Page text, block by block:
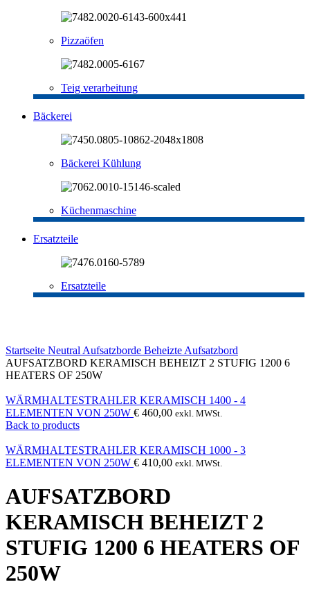
Pizzaöfen
Teig verarbeitung
Bäckerei
Bäckerei Kühlung
Küchenmaschine
Ersatzteile
Ersatzteile
Startseite Neutral Aufsatzborde Beheizte Aufsatzbord
AUFSATZBORD KERAMISCH BEHEIZT 2 STUFIG 1200 6
HEATERS OF 250W
WÄRMHALTESTRAHLER KERAMISCH 1400 - 4
ELEMENTEN VON 250W € 460,00 exkl. MWSt.
Back to products
WÄRMHALTESTRAHLER KERAMISCH 1000 - 3
ELEMENTEN VON 250W € 410,00 exkl. MWSt.
AUFSATZBORD
KERAMISCH BEHEIZT 2
STUFIG 1200 6 HEATERS OF
250W